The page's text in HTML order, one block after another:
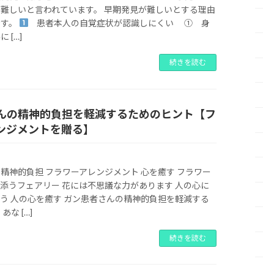
しいと言われています。 早期発見が難しいとする理由
。
患者本人の自覚症状が認識しにくい ① 身
[…]
続きを読む
の精神的負担を軽減するためのヒント【フ
ジメントを贈る】
神的負担 フラワーアレンジメント 心を癒す フラワー
うフェアリー 花には不思議な力があります 人の心に
人の心を癒す ガン患者さんの精神的負担を軽減する
あな […]
続きを読む